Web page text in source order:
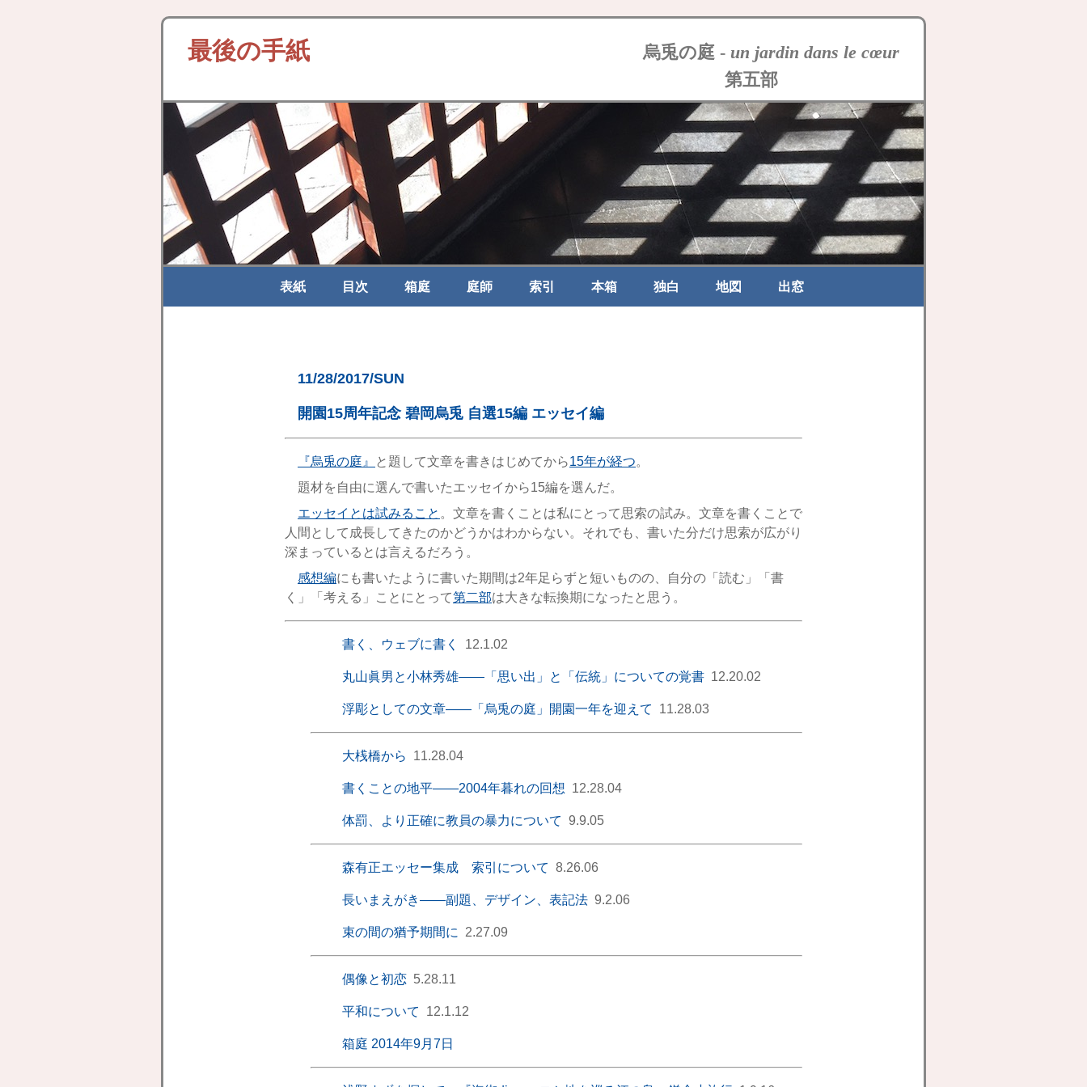
最後の手紙 烏兎の庭 - un jardin dans le cœur
第五部
表紙 目次 箱庭 庭師 索引 本箱 独白 地図 出窓
11/28/2017/SUN
開園15周年記念 碧岡烏兎 自選15編 エッセイ編
『烏兎の庭』 と題して文章を書きはじめてから15年が経つ。
題材を自由に選んで書いたエッセイから15編を選んだ。
エッセイとは試みること 。文章を書くことは私にとって思索の試み。文章を書くことで
人間として成長してきたのかどうかはわからない。それでも、書いた分だけ思索が広がり
深まっているとは言えるだろう。
感想編にも書いたように書いた期間は2年足らずと短いものの、自分の「読む」「書
く」「考える」ことにとって第二部は大きな転換期になったと思う。
書く、ウェブに書く 12.1.02
丸山眞男と小林秀雄――「思い出」と「伝統」についての覚書 12.20.02
浮彫としての文章――「烏兎の庭」開園一年を迎えて 11.28.03
大桟橋から 11.28.04
書くことの地平――2004年暮れの回想 12.28.04
体罰、より正確に教員の暴力について 9.9.05
森有正エッセー集成 索引について 8.26.06
長いまえがき――副題、デザイン、表記法 9.2.06
束の間の猶予期間に 2.27.09
偶像と初恋 5.28.11
平和について 12.1.12
箱庭 2014年9月7日